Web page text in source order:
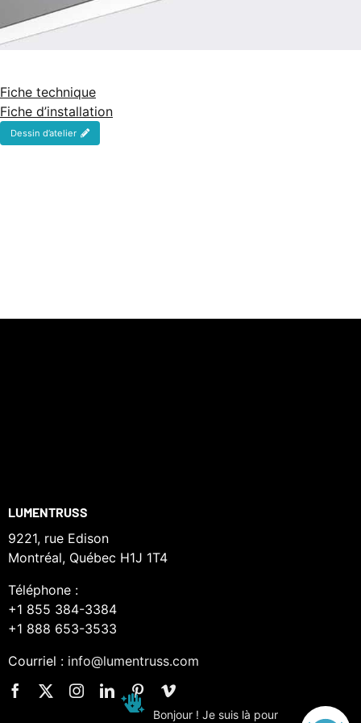
Fiche technique
Fiche d’installation
Dessin d’atelier
LUMENTRUSS
9221, rue Edison
Montréal, Québec H1J 1T4
Téléphone :
+1 855 384-3384
+1 888 653-3533
Courriel : info@lumentruss.com
Bonjour ! Je suis là pour